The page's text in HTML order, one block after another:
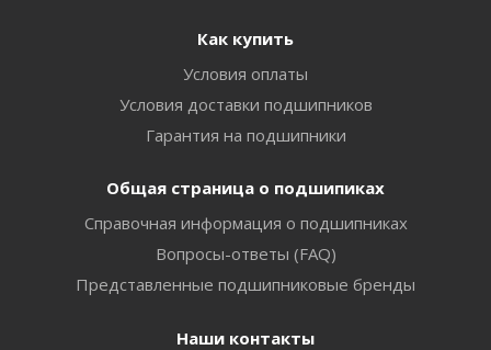
Как купить
Условия оплаты
Условия доставки подшипников
Гарантия на подшипники
Общая страница о подшипиках
Справочная информация о подшипниках
Вопросы-ответы (FAQ)
Представленные подшипниковые бренды
Наши контакты